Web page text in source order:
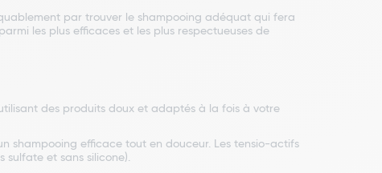
par trouver le shampooing adéquat qui fera
les plus efficaces et les plus respectueuses de
des produits doux et adaptés à la fois à votre
shampooing efficace tout en douceur. Les tensio-actifs
sulfate et sans silicone).